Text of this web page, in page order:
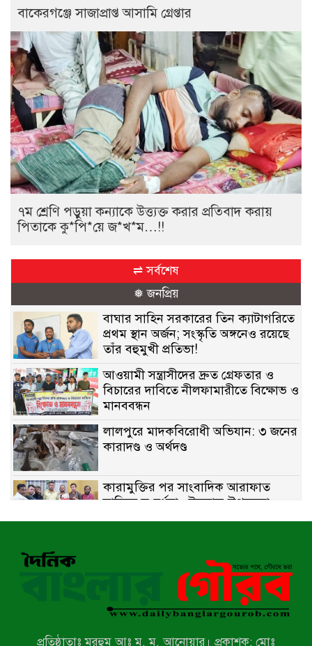
বাকেরগঞ্জে সাজাপ্রাপ্ত আসামি গ্রেপ্তার
৭ম শ্রেণি পড়ুয়া কন্যাকে উত্ত্যক্ত করার প্রতিবাদ করায়
পিতাকে কু*পি*য়ে জ*খ*ম…!!
⇌ সর্বশেষ
❅ জনপ্রিয়
বাঘার সাহিন সরকারের তিন ক্যাটাগরিতে
প্রথম স্থান অর্জন; সংস্কৃতি অঙ্গনেও রয়েছে
তাঁর বহুমুখী প্রতিভা!
আওয়ামী সন্ত্রাসীদের দ্রুত গ্রেফতার ও
বিচারের দাবিতে নীলফামারীতে বিক্ষোভ ও
মানববন্ধন
লালপুরে মাদকবিরোধী অভিযান: ৩ জনের
কারাদণ্ড ও অর্থদণ্ড
কারামুক্তির পর সাংবাদিক আরাফাত
সানিকে সংবর্ধনা, টেকনাফ উপজেলা
প্রেসক্লাবের ফুলেল শুভেচ্ছা
মিয়ানমারের সীমান্তে স্থলমাইন বিস্ফোরণ:
উখিয়ার এক যুবকের পা বিচ্ছিন্ন
প্রতিষ্ঠাতাঃ মরহুম আঃ ম. ম. আনোয়ার। প্রকাশক: মোঃ